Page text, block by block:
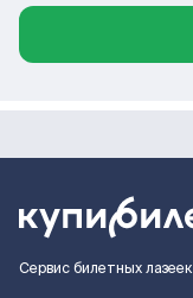
Сервис билетных лазеек